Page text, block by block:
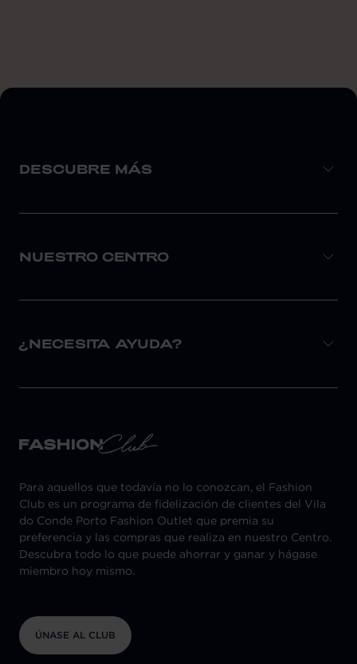
DESCUBRE MÁS
NUESTRO CENTRO
¿NECESITA AYUDA?
Para aquellos que todavía no lo conozcan, el Fashion
Club es un programa de fidelización de clientes del Vila
do Conde Porto Fashion Outlet que premia su
preferencia y las compras que realiza en nuestro Centro.
Descubra todo lo que puede ahorrar y ganar y hágase
miembro hoy mismo.
ÚNASE AL CLUB